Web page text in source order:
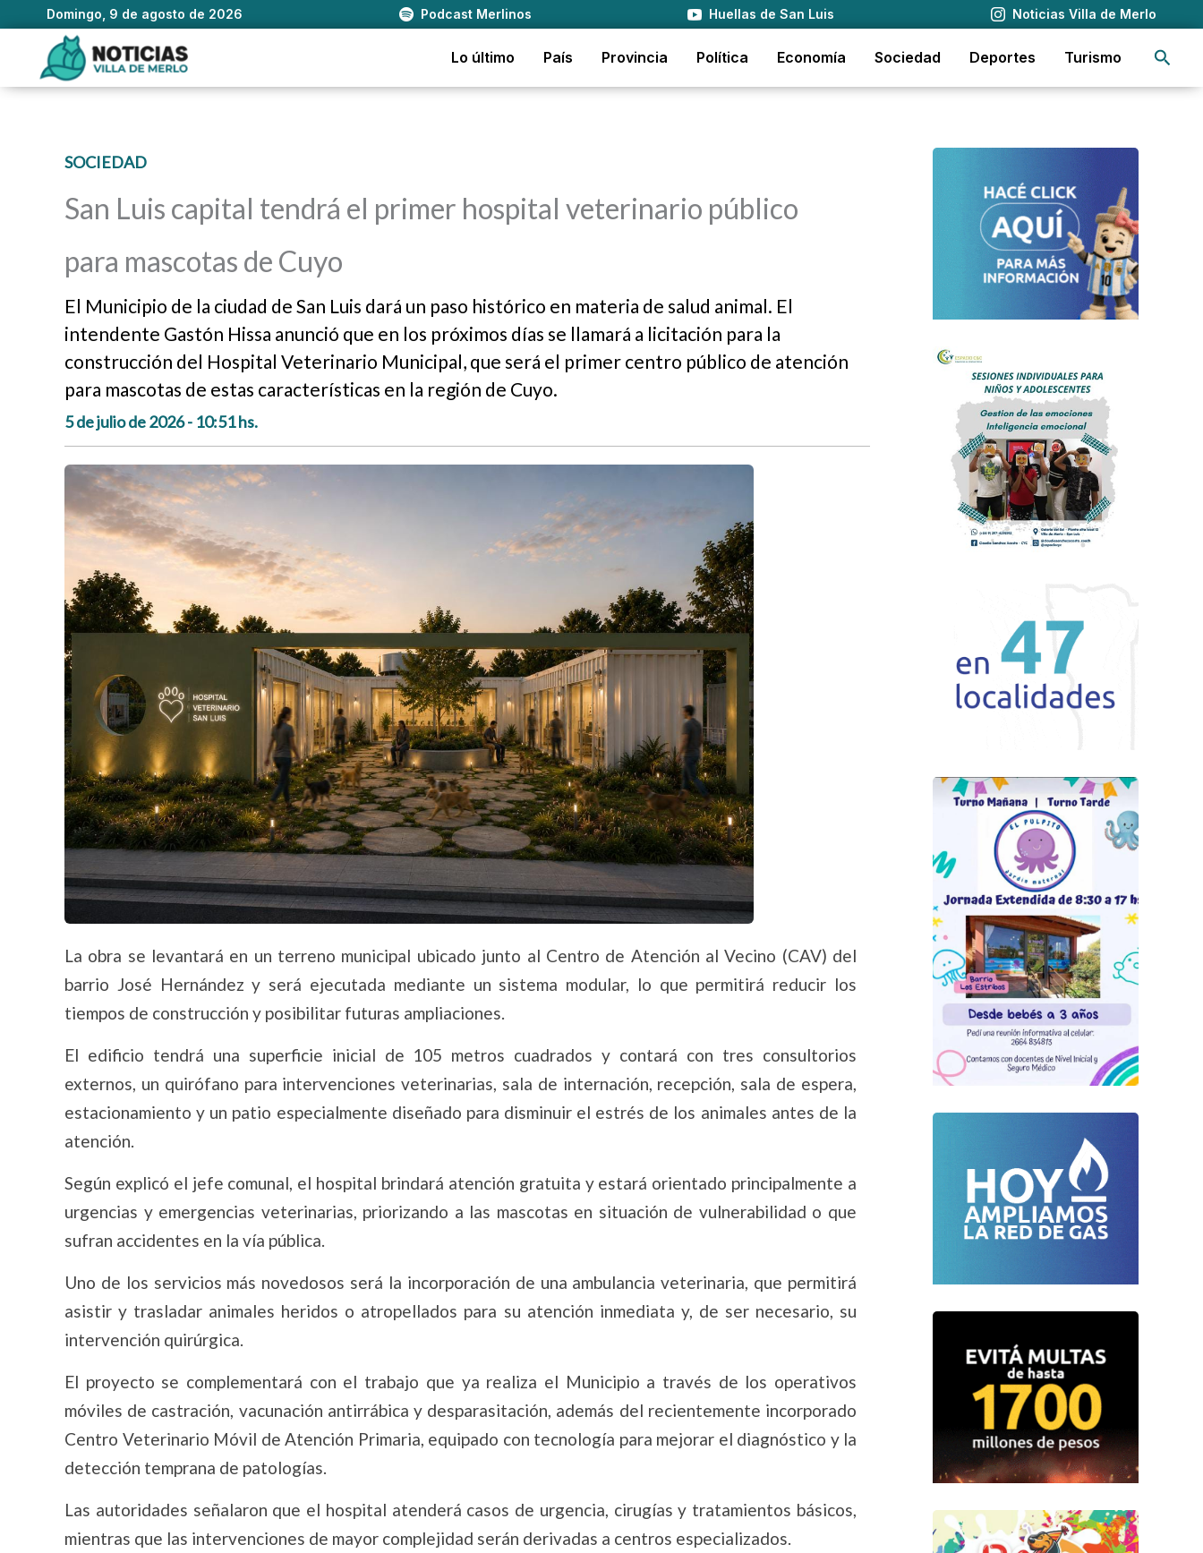
Domingo, 9 de agosto de 2026 Podcast Merlinos Huellas de San Luis Noticias Villa de Merlo
contenido
Lo último País Provincia Política Economía Sociedad Deportes Turismo
SOCIEDAD
San Luis capital tendrá el primer hospital veterinario público
para mascotas de Cuyo
El Municipio de la ciudad de San Luis dará un paso histórico en materia de salud animal. El
intendente Gastón Hissa anunció que en los próximos días se llamará a licitación para la
construcción del Hospital Veterinario Municipal, que será el primer centro público de atención
para mascotas de estas características en la región de Cuyo.
5 de julio de 2026 - 10:51 hs.
La obra se levantará en un terreno municipal ubicado junto al Centro de Atención al Vecino (CAV) del
barrio José Hernández y será ejecutada mediante un sistema modular, lo que permitirá reducir los
tiempos de construcción y posibilitar futuras ampliaciones.
El edificio tendrá una superficie inicial de 105 metros cuadrados y contará con tres consultorios
externos, un quirófano para intervenciones veterinarias, sala de internación, recepción, sala de espera,
estacionamiento y un patio especialmente diseñado para disminuir el estrés de los animales antes de la
atención.
Según explicó el jefe comunal, el hospital brindará atención gratuita y estará orientado principalmente a
urgencias y emergencias veterinarias, priorizando a las mascotas en situación de vulnerabilidad o que
sufran accidentes en la vía pública.
Uno de los servicios más novedosos será la incorporación de una ambulancia veterinaria, que permitirá
asistir y trasladar animales heridos o atropellados para su atención inmediata y, de ser necesario, su
intervención quirúrgica.
El proyecto se complementará con el trabajo que ya realiza el Municipio a través de los operativos
móviles de castración, vacunación antirrábica y desparasitación, además del recientemente incorporado
Centro Veterinario Móvil de Atención Primaria, equipado con tecnología para mejorar el diagnóstico y la
detección temprana de patologías.
Las autoridades señalaron que el hospital atenderá casos de urgencia, cirugías y tratamientos básicos,
mientras que las intervenciones de mayor complejidad serán derivadas a centros especializados.